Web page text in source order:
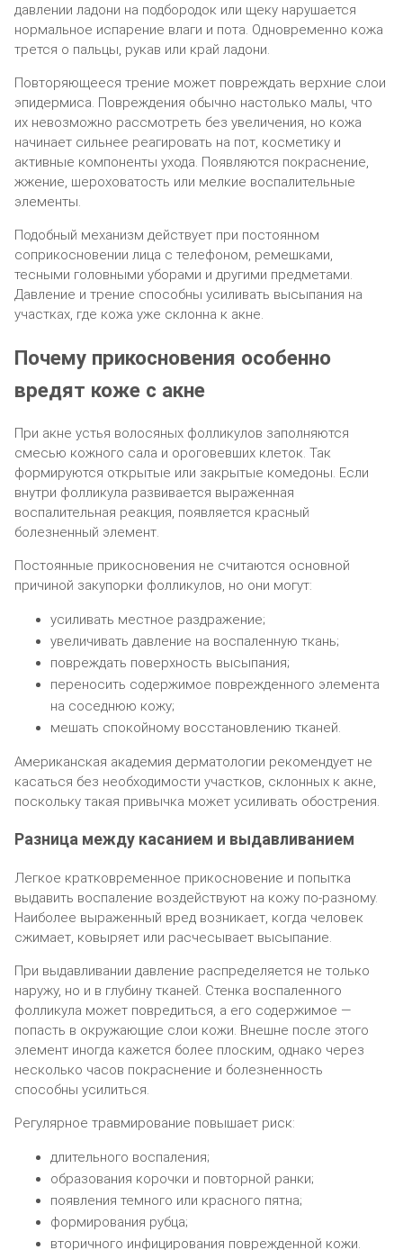
давлении ладони на подбородок или щеку нарушается
нормальное испарение влаги и пота. Одновременно кожа
трется о пальцы, рукав или край ладони.
Повторяющееся трение может повреждать верхние слои
эпидермиса. Повреждения обычно настолько малы, что
их невозможно рассмотреть без увеличения, но кожа
начинает сильнее реагировать на пот, косметику и
активные компоненты ухода. Появляются покраснение,
жжение, шероховатость или мелкие воспалительные
элементы.
Подобный механизм действует при постоянном
соприкосновении лица с телефоном, ремешками,
тесными головными уборами и другими предметами.
Давление и трение способны усиливать высыпания на
участках, где кожа уже склонна к акне.
Почему прикосновения особенно
вредят коже с акне
При акне устья волосяных фолликулов заполняются
смесью кожного сала и ороговевших клеток. Так
формируются открытые или закрытые комедоны. Если
внутри фолликула развивается выраженная
воспалительная реакция, появляется красный
болезненный элемент.
Постоянные прикосновения не считаются основной
причиной закупорки фолликулов, но они могут:
усиливать местное раздражение;
увеличивать давление на воспаленную ткань;
повреждать поверхность высыпания;
переносить содержимое поврежденного элемента
на соседнюю кожу;
мешать спокойному восстановлению тканей.
Американская академия дерматологии рекомендует не
касаться без необходимости участков, склонных к акне,
поскольку такая привычка может усиливать обострения.
Разница между касанием и выдавливанием
Легкое кратковременное прикосновение и попытка
выдавить воспаление воздействуют на кожу по-разному.
Наиболее выраженный вред возникает, когда человек
сжимает, ковыряет или расчесывает высыпание.
При выдавливании давление распределяется не только
наружу, но и в глубину тканей. Стенка воспаленного
фолликула может повредиться, а его содержимое —
попасть в окружающие слои кожи. Внешне после этого
элемент иногда кажется более плоским, однако через
несколько часов покраснение и болезненность
способны усилиться.
Регулярное травмирование повышает риск:
длительного воспаления;
образования корочки и повторной ранки;
появления темного или красного пятна;
формирования рубца;
вторичного инфицирования поврежденной кожи.